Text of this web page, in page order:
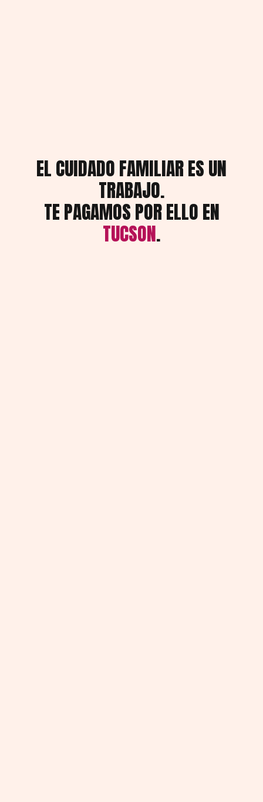
EL CUIDADO FAMILIAR ES UN
TRABAJO.
TE PAGAMOS POR ELLO EN
TUCSON.